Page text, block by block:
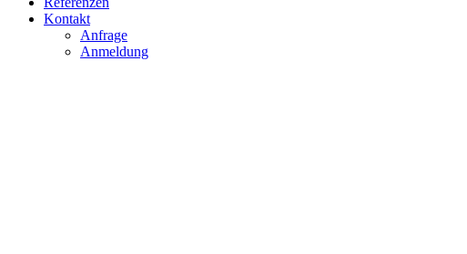
Kontakt
Anfrage
Anmeldung